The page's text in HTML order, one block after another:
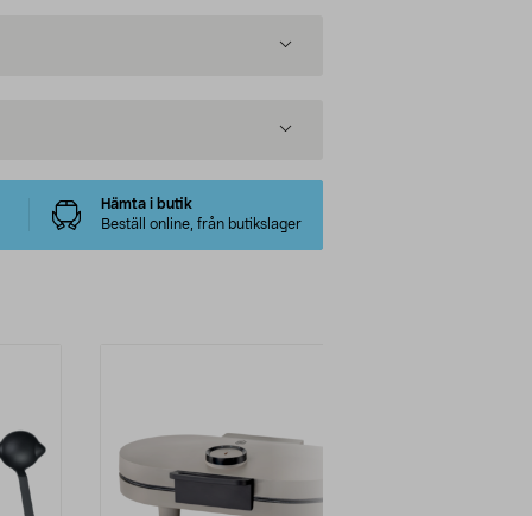
Hämta i butik
Beställ online, från butikslager